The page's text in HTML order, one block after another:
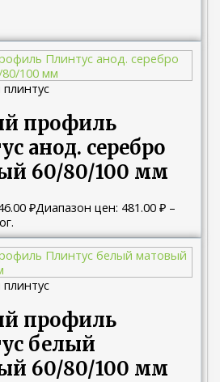
профиль
анод. серебро
60/80/100 мм
₽Диапазон цен: 481.00 ₽ –
профиль
белый
60/80/100 мм